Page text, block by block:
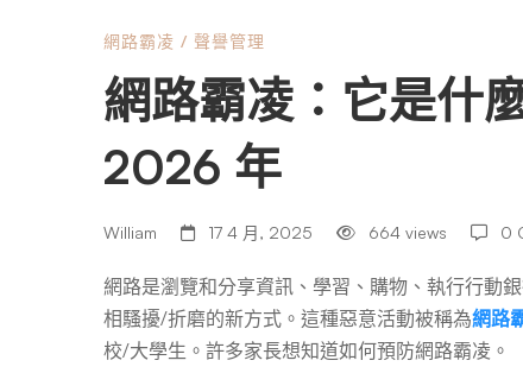
什
麼
以
及
網路霸凌 / 聲譽管理
網路霸凌：它是什
2026 年
William 17 4 月, 2025 664 views 0
網路是瀏覽和分享資訊、學習、購物、執行行動
相騷擾/折磨的新方式。這種惡意活動被稱為網路
校/大學生。許多家長想知道如何預防網路霸凌。